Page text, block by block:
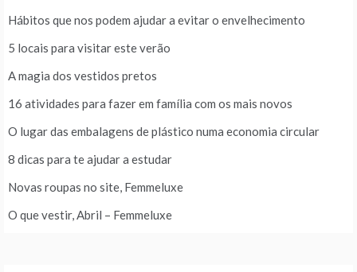
Hábitos que nos podem ajudar a evitar o envelhecimento
5 locais para visitar este verão
A magia dos vestidos pretos
16 atividades para fazer em família com os mais novos
O lugar das embalagens de plástico numa economia circular
8 dicas para te ajudar a estudar
Novas roupas no site, Femmeluxe
O que vestir, Abril – Femmeluxe